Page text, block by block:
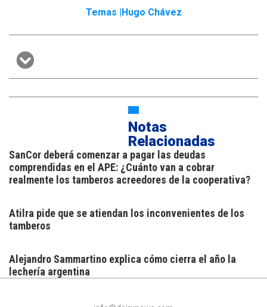
Temas |
Hugo Chávez
Notas
Relacionadas
SanCor deberá comenzar a pagar las deudas
comprendidas en el APE: ¿Cuánto van a cobrar
realmente los tamberos acreedores de la cooperativa?
Atilra pide que se atiendan los inconvenientes de los
tamberos
Alejandro Sammartino explica cómo cierra el año la
lechería argentina